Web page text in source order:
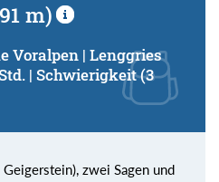
m)
Voralpen | Lenggries
| Schwierigkeit (3
zwei Sagen und